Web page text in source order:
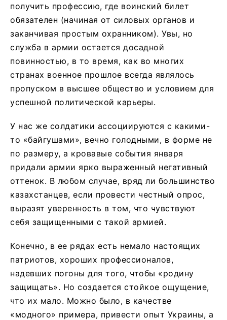
получить профессию, где воинский билет
обязателен (начиная от силовых органов и
заканчивая простым охранником). Увы, но
служба в армии остается досадной
повинностью, в то время, как во многих
странах военное прошлое всегда являлось
пропуском в высшее общество и условием для
успешной политической карьеры.
У нас же солдатики ассоциируются с какими-
то «байгушами», вечно голодными, в форме не
по размеру, а кровавые события января
придали армии ярко выраженный негативный
оттенок. В любом случае, вряд ли большинство
казахстанцев, если провести честный опрос,
выразят уверенность в том, что чувствуют
себя защищенными с такой армией.
Конечно, в ее рядах есть немало настоящих
патриотов, хороших профессионалов,
надевших погоны для того, чтобы «родину
защищать». Но создается стойкое ощущение,
что их мало. Можно было, в качестве
«модного» примера, привести опыт Украины, а